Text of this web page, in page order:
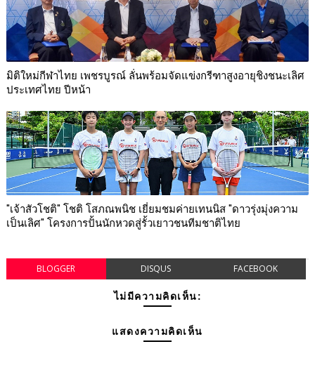
มิติใหม่กีฬาไทย เพชรบูรณ์ ลั่นพร้อมจัดแข่งกรีฑาสูงอายุชิงชนะเลิศ
ประเทศไทย ปีหน้า
"เจ้าสัวโชติ" โชติ โสภณพนิช เยี่ยมชมค่ายเทนนิส "ดาวรุ่งมุ่งความ
เป็นเลิศ" โครงการปั้นนักหวดสู่รั้วเยาวชนทีมชาติไทย
BLOGGER DISQUS FACEBOOK
ไม่มีความคิดเห็น:
แสดงความคิดเห็น